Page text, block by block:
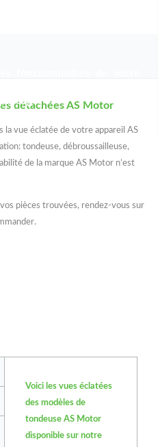
détachées AS Motor
la vue éclatée de votre appareil AS
tondeuse, débroussailleuse,
de la marque AS Motor n’est
pièces trouvées, rendez-vous sur
Voici les vues éclatées
des modèles de
tondeuse AS Motor
disponible sur notre